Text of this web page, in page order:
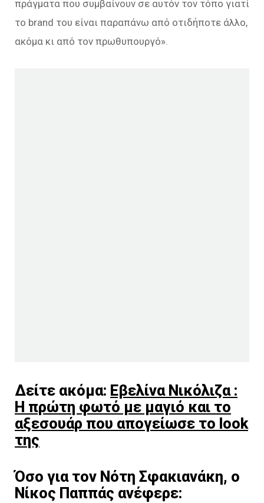
πράγματα που συμβαίνουν σε αυτόν τον τόπο γιατί
το brand του είναι παραπάνω από οτιδήποτε άλλο,
ακόμα κι από τον πρωθυπουργό».
Δείτε ακόμα: Εβελίνα Νικόλιζα :
H πρώτη φωτό με μαγιό και το
αξεσουάρ που απογείωσε το look
της
Όσο για τον Νότη Σφακιανάκη, ο
Νίκος Παππάς ανέφερε: